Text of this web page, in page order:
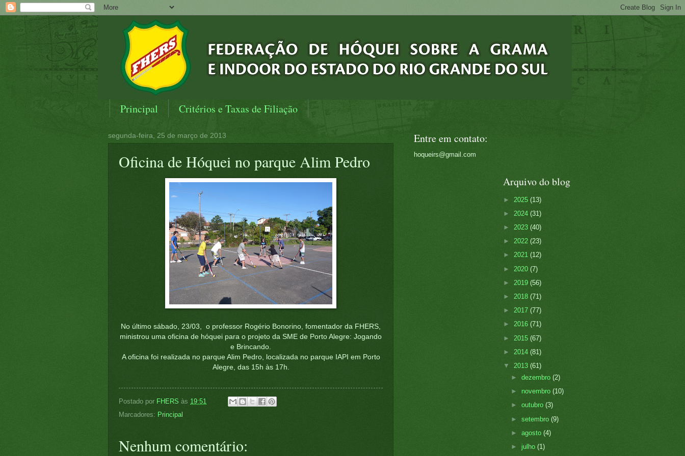
Principal Critérios e Taxas de Filiação
segunda-feira, 25 de março de 2013
Oficina de Hóquei no parque Alim Pedro
No último sábado, 23/03, o professor Rogério Bonorino, fomentador da FHERS,
ministrou uma oficina de hóquei para o projeto da SME de Porto Alegre: Jogando
e Brincando.
A oficina foi realizada no parque Alim Pedro, localizada no parque IAPI em Porto
Alegre, das 15h às 17h.
Postado por FHERS às 19:51
Marcadores: Principal
Nenhum comentário:
Entre em contato:
hoqueirs@gmail.com
Arquivo do blog
► 2025 (13)
► 2024 (31)
► 2023 (40)
► 2022 (23)
► 2021 (12)
► 2020 (7)
► 2019 (56)
► 2018 (71)
► 2017 (77)
► 2016 (71)
► 2015 (67)
► 2014 (81)
▼ 2013 (61)
►dezembro(2)
► novembro(10)
►outubro(3)
►setembro(9)
►agosto(4)
►julho(1)